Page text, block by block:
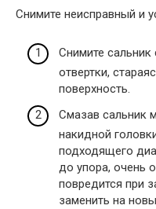
Снимите неисправный и
Снимите
отвертки,
поверхность.
Смазав
накидной
подходящего
до упора, очень
повредится при
заменить на